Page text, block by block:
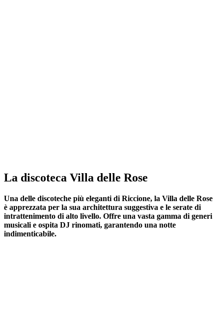
La discoteca Villa delle Rose
Una delle discoteche più eleganti di Riccione, la Villa delle Rose
è apprezzata per la sua architettura suggestiva e le serate di
intrattenimento di alto livello. Offre una vasta gamma di generi
musicali e ospita DJ rinomati, garantendo una notte
indimenticabile.